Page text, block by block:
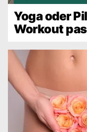
Yoga oder
Workout